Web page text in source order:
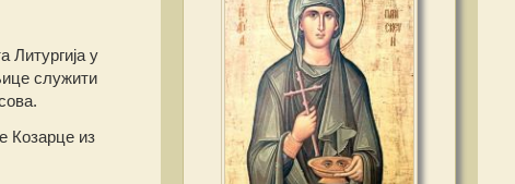
Литургија у
служити
Козарце из